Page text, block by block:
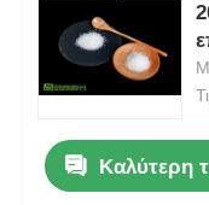
Καλύτερη